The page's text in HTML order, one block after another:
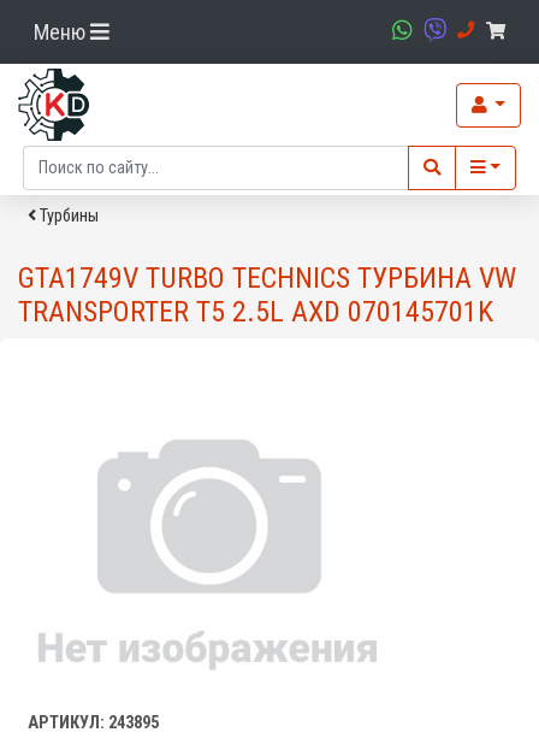
Меню
Турбины
GTA1749V TURBO TECHNICS ТУРБИНА VW
TRANSPORTER T5 2.5L AXD 070145701K
АРТИКУЛ: 243895